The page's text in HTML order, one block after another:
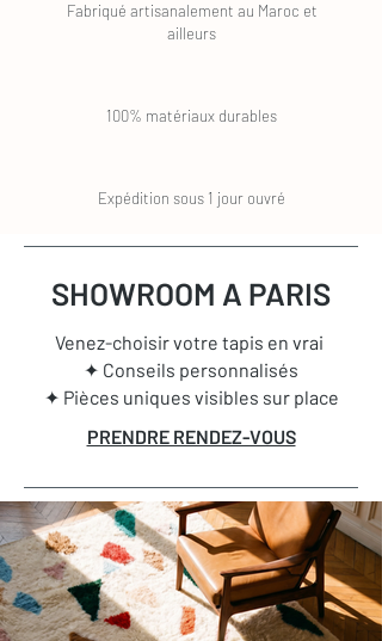
sinon n'hésitez pas ànous contacter
Fabriqué artisanalement au Maroc et
ailleurs
100% matériaux durables
Expédition sous 1 jour ouvré
SHOWROOM A PARIS
Venez-choisir votre tapis en vrai
✦ Conseils personnalisés
✦ Pièces uniques visibles sur place
PRENDRE RENDEZ-VOUS